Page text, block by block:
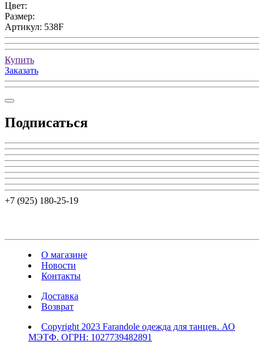
Цвет:
Размер:
Артикул: 538F
Купить
Заказать
Подписаться
+7 (925) 180-25-19
О магазине
Новости
Контакты
Доставка
Возврат
Copyright 2023 Farandole одежда для танцев. АО
МЭТФ. ОГРН: 1027739482891